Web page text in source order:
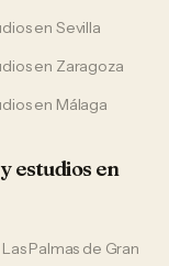
en Sevilla
en Zaragoza
en Málaga
estudios en
Las Palmas de Gran